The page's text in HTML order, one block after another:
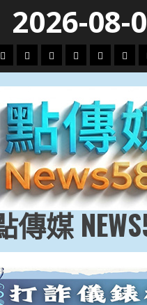
2026-08-
財
地
方.
會
文
教.
技
專
題
娛
樂
劇
政
治
傳媒